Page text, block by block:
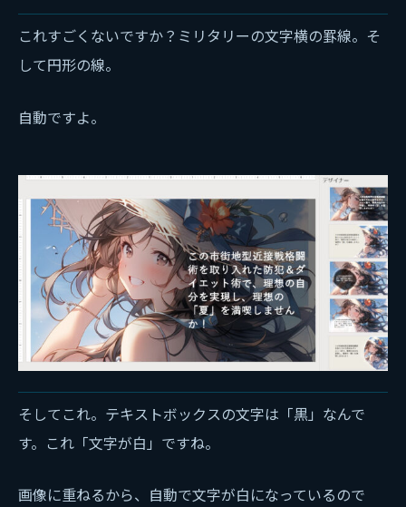
これすごくないですか？ミリタリーの文字横の罫線。そ
して円形の線。
自動ですよ。
そしてこれ。テキストボックスの文字は「黒」なんで
す。これ「文字が白」ですね。
画像に重ねるから、自動で文字が白になっているので